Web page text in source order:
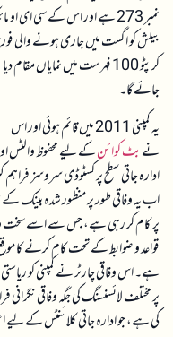
نمبر 273 ہے اور اس کے سی ای او
بیلش کو اگست میں جاری ہونے والی
کرپٹو 100 فہرست میں نمایاں مقام دیا
جائے گا۔
یہ کمپنی 2011 میں قائم ہوئی اور اس
نےبٹ کوائنکے لیے محفوظ والٹس
ادارہ جاتی سطح پر کسٹوڈی سروسز
اب یہ وفاقی طور پر منظور شدہ بینک
پر کام کر رہی ہے، جس سے اسے سخت
قواعد و ضوابط کے تحت کام کرنے کا
ہے۔ اس وفاقی چارٹر نے کمپنی کو
پر مختلف لائسنسنگ کی جگہ وفاقی نگرانی
کی ہے، جو ادارہ جاتی کلائنٹس کے لیے